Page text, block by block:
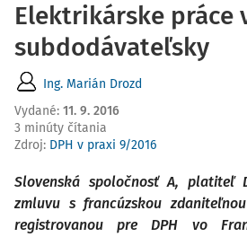
Elektrikárske práce
subdodávateľsky
Ing. Marián Drozd
Vydané: 11. 9. 2016
3 minúty čítania
Zdroj: DPH v praxi 9/2016
Slovenská spoločnosť A, platiteľ
zmluvu s francúzskou
registrovanou pre DPH vo